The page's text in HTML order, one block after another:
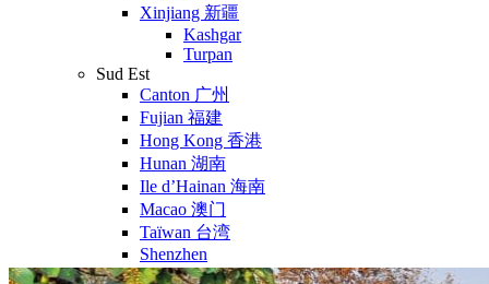
Xinjiang 新疆
Kashgar
Turpan
Sud Est
Canton 广州
Fujian 福建
Hong Kong 香港
Hunan 湖南
Ile d’Hainan 海南
Macao 澳门
Taïwan 台湾
Shenzhen
Sud Ouest